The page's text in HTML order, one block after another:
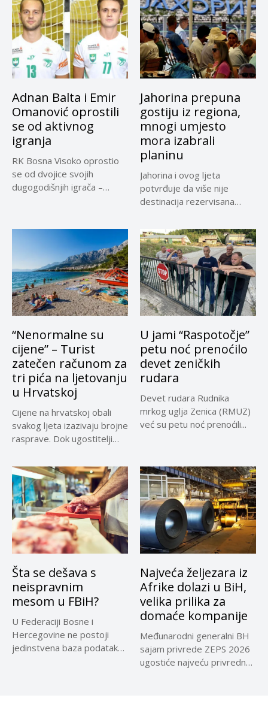
Adnan Balta i Emir
Omanović oprostili
se od aktivnog
igranja
RK Bosna Visoko oprostio
se od dvojice svojih
dugogodišnjih igrača –
Jahorina prepuna
gostiju iz regiona,
mnogi umjesto
mora izabrali
planinu
Jahorina i ovog ljeta
potvrđuje da više nije
destinacija rezervisana
“Nenormalne su
cijene” – Turist
zatečen računom za
tri pića na ljetovanju
u Hrvatskoj
Cijene na hrvatskoj obali
svakog ljeta izazivaju brojne
rasprave. Dok ugostitelji
U jami “Raspotočje”
petu noć prenoćilo
devet zeničkih
rudara
Devet rudara Rudnika
mrkog uglja Zenica (RMUZ)
već su petu noć prenoćili...
Šta se dešava s
neispravnim
mesom u FBiH?
U Federaciji Bosne i
Hercegovine ne postoji
jedinstvena baza podataka
Najveća željezara iz
Afrike dolazi u BiH,
velika prilika za
domaće kompanije
Međunarodni generalni BH
sajam privrede ZEPS 2026
ugostiće najveću privrednu